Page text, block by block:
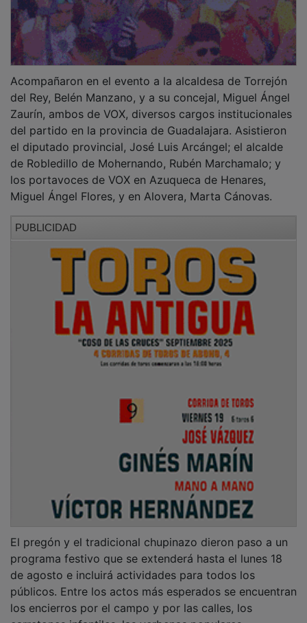
del Rey, Belén Manzano, y a su concejal, Miguel Ángel
Zaurín, ambos de VOX, diversos cargos institucionales
del partido en la provincia de Guadalajara. Asistieron
el diputado provincial, José Luis Arcángel; el alcalde
de Robledillo de Mohernando, Rubén Marchamalo; y
los portavoces de VOX en Azuqueca de Henares,
Miguel Ángel Flores, y en Alovera, Marta Cánovas.
programa festivo que se extenderá hasta el lunes 18
de agosto e incluirá actividades para todos los
públicos. Entre los actos más esperados se encuentran
los encierros por el campo y por las calles, los
carretones infantiles, las verbenas populares,